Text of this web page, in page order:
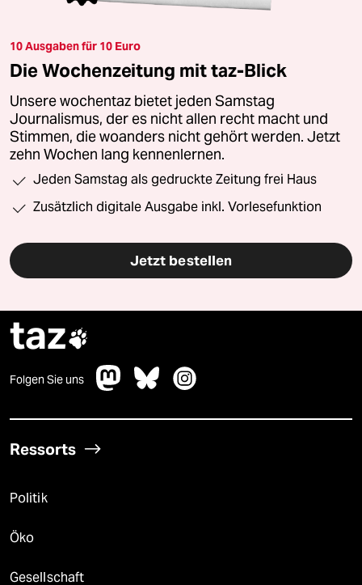
10 Ausgaben für 10 Euro
Die Wochenzeitung mit taz-Blick
Unsere wochentaz bietet jeden Samstag
Journalismus, der es nicht allen recht macht und
Stimmen, die woanders nicht gehört werden. Jetzt
zehn Wochen lang kennenlernen.
Jeden Samstag als gedruckte Zeitung frei Haus
Zusätzlich digitale Ausgabe inkl. Vorlesefunktion
Jetzt bestellen
taz
Folgen Sie uns
Ressorts
Politik
Öko
Gesellschaft